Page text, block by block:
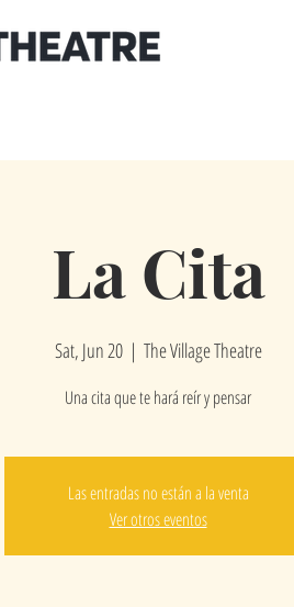
La Cita
Sat, Jun 20
  |
The Village Theatre
Una cita que te hará reír y pensar
Las entradas no están a la venta
Ver otros eventos